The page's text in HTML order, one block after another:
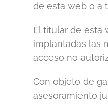
de esta web o a
El titular de esta
implantadas las
acceso no
Con objeto de
asesoramiento